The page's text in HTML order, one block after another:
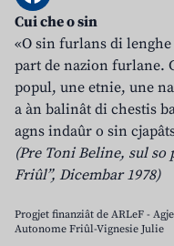
Cui che o sin
«O sin furlans di
part de nazion furlane.
popul, une etnie, une
a àn balinât di chestis
agns indaûr o sin
(Pre Toni Beline, sul
Friûl”, Dicembar 1978)
Progjet finanziât de ARLeF -
Autonome Friûl-Vignesie Julie